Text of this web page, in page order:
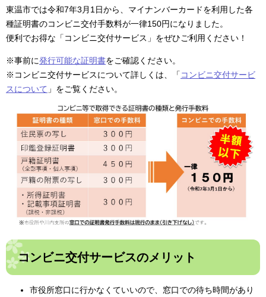
東温市では令和7年3月1日から、マイナンバーカードを利用した各
種証明書のコンビニ交付手数料が一律150円になりました。
便利でお得な「コンビニ交付サービス」をぜひご利用ください！
※事前に発行可能な証明書をご確認ください。
※コンビニ交付サービスについて詳しくは、「 コンビニ交付サービ
スについて 」をご覧ください。
コンビニ交付サービスのメリット
市役所窓口に行かなくていいので、窓口での待ち時間があり